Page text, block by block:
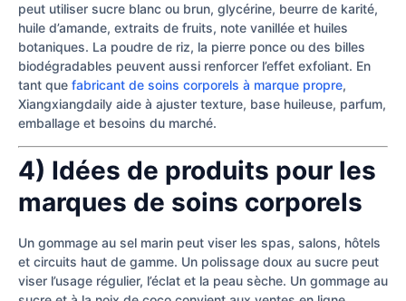
peut utiliser sucre blanc ou brun, glycérine, beurre de karité,
huile d’amande, extraits de fruits, note vanillée et huiles
botaniques. La poudre de riz, la pierre ponce ou des billes
biodégradables peuvent aussi renforcer l’effet exfoliant. En
tant que fabricant de soins corporels à marque propre,
Xiangxiangdaily aide à ajuster texture, base huileuse, parfum,
emballage et besoins du marché.
4) Idées de produits pour les
marques de soins corporels
Un gommage au sel marin peut viser les spas, salons, hôtels
et circuits haut de gamme. Un polissage doux au sucre peut
viser l’usage régulier, l’éclat et la peau sèche. Un gommage au